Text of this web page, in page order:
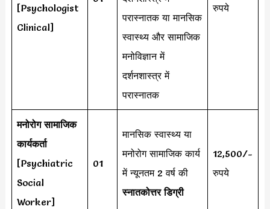
[Psychologist
Clinical]
परास्नातक या मानसिक
स्वास्थ्य और सामाजिक
मनोविज्ञान में
दर्शनशास्त्र में
परास्नातक
रुपये
मनोरोग सामाजिक
कार्यकर्ता
[Psychiatric
Social
Worker]
01
मानसिक स्वास्थ्य या
मनोरोग सामाजिक कार्य
में न्यूनतम 2 वर्ष की
स्नातकोत्तर डिग्री
12,500/-
रुपये